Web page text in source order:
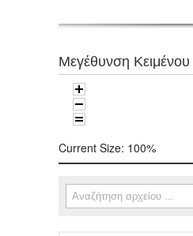
Μεγέθυνση Κειμένου
Current Size: 100%
Φόρμα αναζήτησης
Αναζήτηση